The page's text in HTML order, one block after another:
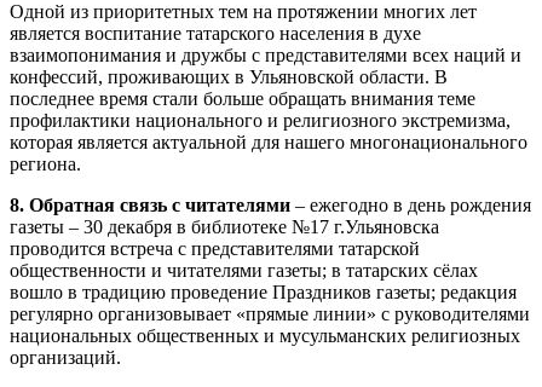
Одной из приоритетных тем на протяжении многих лет
является воспитание татарского населения в духе
взаимопонимания и дружбы с представителями всех наций и
конфессий, проживающих в Ульяновской области. В
последнее время стали больше обращать внимания теме
профилактики национального и религиозного экстремизма,
которая является актуальной для нашего многонационального
региона.
8. Обратная связь с читателями – ежегодно в день рождения
газеты – 30 декабря в библиотеке №17 г.Ульяновска
проводится встреча с представителями татарской
общественности и читателями газеты; в татарских сёлах
вошло в традицию проведение Праздников газеты; редакция
регулярно организовывает «прямые линии» с руководителями
национальных общественных и мусульманских религиозных
организаций.